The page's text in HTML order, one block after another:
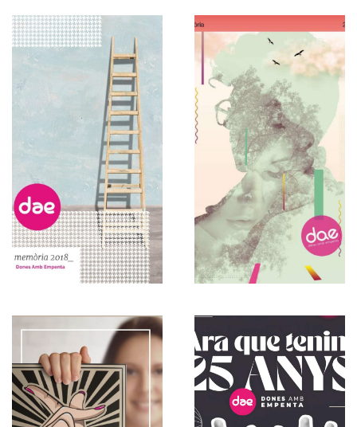
Español 2018
Memorias
Memorias
20 AÑOS
Memorias